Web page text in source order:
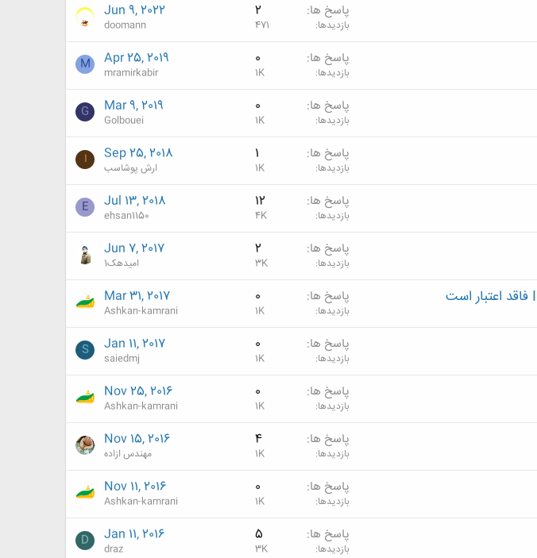
پاسخ ها 2
بازدیدها 471
Jun 9, 2022
doomann
پاسخ ها 0
بازدیدها 1K
Apr 25, 2019
mramirkabir
M
پاسخ ها 0
بازدیدها 1K
Mar 9, 2019
Golbouei
G
پاسخ ها 1
بازدیدها 1K
Sep 25, 2018
ارش پوشاسب ا
پاسخ ها 12
بازدیدها 4K
Jul 13, 2018
ehsan1150
E
پاسخ ها 2
بازدیدها 3K
Jun 7, 2017
امیدهک1
پاسخ ها 0
بازدیدها 1K
Mar 31, 2017
Ashkan-kamrani
پاسخ ها 0
بازدیدها 1K
Jan 11, 2017
saiedmj
S
پاسخ ها 0
بازدیدها 1K
Nov 25, 2016
Ashkan-kamrani
پاسخ ها 4
بازدیدها 1K
Nov 15, 2016
مهندس ازاده
پاسخ ها 0
بازدیدها 1K
Nov 11, 2016
Ashkan-kamrani
پاسخ ها 5
بازدیدها 3K
Jan 11, 2016
draz
D